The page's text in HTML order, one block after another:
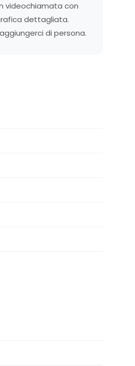
videochiamata con
dettagliata.
di persona.